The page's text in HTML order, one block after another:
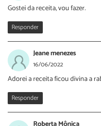
Gostei da receita, vou fazer.
Responder
Jeane menezes
16/06/2022
Adorei a receita ficou divina a
Responder